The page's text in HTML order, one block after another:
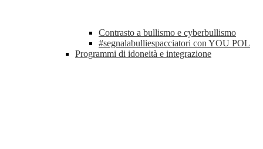
Contrasto a bullismo e cyberbullismo
#segnalabulliespacciatori con YOU POL
Programmi di idoneità e integrazione